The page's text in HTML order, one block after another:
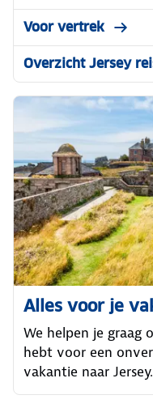
Voor vertrek
Overzicht Jersey
Alles voor je
We helpen je graag
hebt voor een
vakantie naar Jersey.